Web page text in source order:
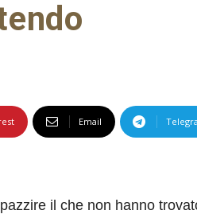
Email
il che non hanno